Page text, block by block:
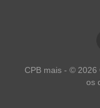
CPB mais - © 2026
os